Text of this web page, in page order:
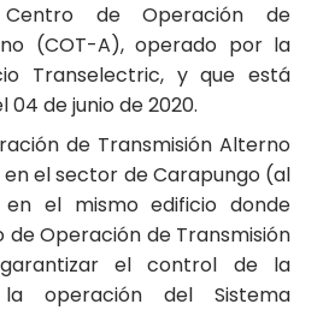
de Operación de
(COT-A), operado por la
Transelectric, y que está
04 de junio de 2020.
de Transmisión Alterno
el sector de Carapungo (al
el mismo edificio donde
de Operación de Transmisión
el control de la
operación del Sistema